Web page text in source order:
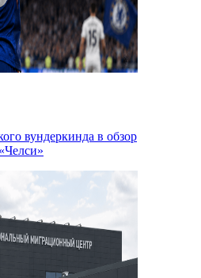
вундеркинда в обзор